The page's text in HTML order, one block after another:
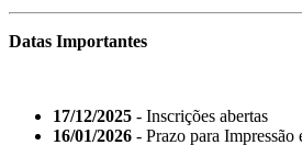
Datas Importantes
17/12/2025 - Inscrições abertas
16/01/2026 - Prazo para Impressão